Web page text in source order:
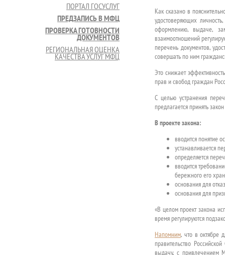
ПОРТАЛ ГОСУСЛУГ
ПРЕДЗАПИСЬ В МФЦ
ПРОВЕРКА ГОТОВНОСТИ
ДОКУМЕНТОВ
РЕГИОНАЛЬНАЯ ОЦЕНКА
КАЧЕСТВА УСЛУГ МФЦ
Как сказано в
удостоверяющих
оформлению, выдаче,
взаимоотношений
перечень документов,
совершать по ним
Это снижает
прав и свобод граждан
С целью устранения
предлагается принять
В проекте закона:
вводится понятие
устанавливается
определяется
вводится
бережного его
основания для
основания для
«В целом проект закона
время регулируются
Напомним, что в октябре
правительство
выдачу, с привлечением